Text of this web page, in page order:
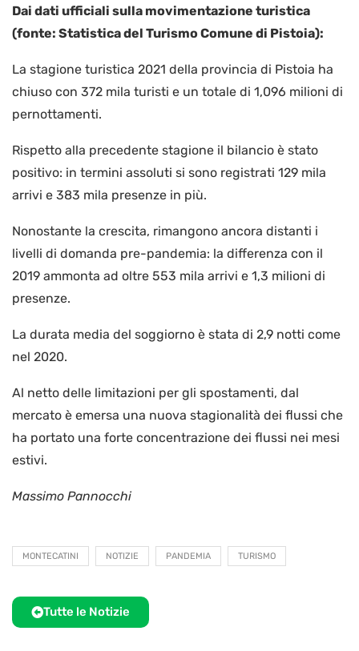
Dai dati ufficiali sulla movimentazione turistica
(fonte: Statistica del Turismo Comune di Pistoia):
La stagione turistica 2021 della provincia di Pistoia ha
chiuso con 372 mila turisti e un totale di 1,096 milioni di
pernottamenti.
Rispetto alla precedente stagione il bilancio è stato
positivo: in termini assoluti si sono registrati 129 mila
arrivi e 383 mila presenze in più.
Nonostante la crescita, rimangono ancora distanti i
livelli di domanda pre-pandemia: la differenza con il
2019 ammonta ad oltre 553 mila arrivi e 1,3 milioni di
presenze.
La durata media del soggiorno è stata di 2,9 notti come
nel 2020.
Al netto delle limitazioni per gli spostamenti, dal
mercato è emersa una nuova stagionalità dei flussi che
ha portato una forte concentrazione dei flussi nei mesi
estivi.
Massimo Pannocchi
MONTECATINI NOTIZIE PANDEMIA TURISMO
Tutte le Notizie